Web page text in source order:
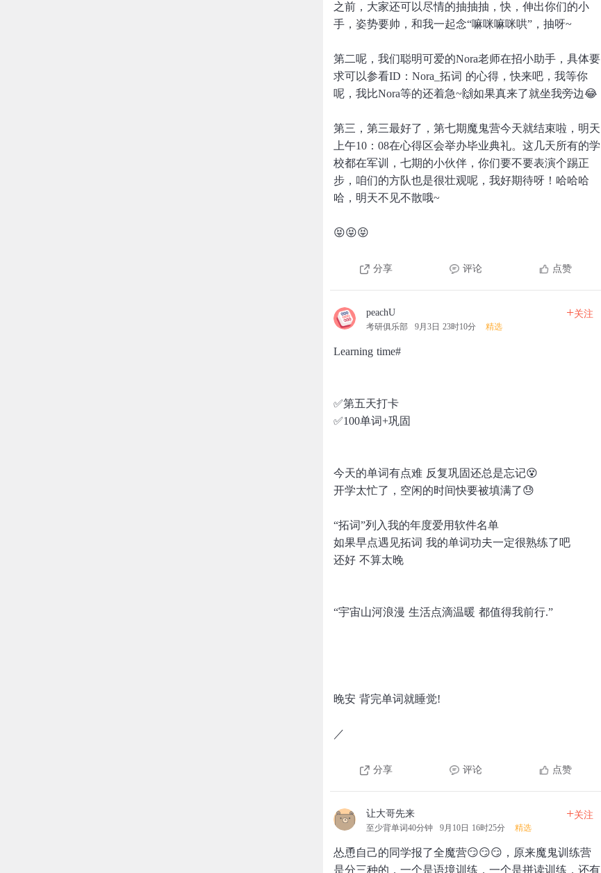
之前，大家还可以尽情的抽抽抽，快，伸出你们的小
手，姿势要帅，和我一起念“嘛咪嘛咪哄”，抽呀~
第二呢，我们聪明可爱的Nora老师在招小助手，具体要
求可以参看ID：Nora_拓词 的心得，快来吧，我等你
呢，我比Nora等的还着急~🙌如果真来了就坐我旁边😂
第三，第三最好了，第七期魔鬼营今天就结束啦，明天
上午10：08在心得区会举办毕业典礼。这几天所有的学
校都在军训，七期的小伙伴，你们要不要表演个踢正
步，咱们的方队也是很壮观呢，我好期待呀！哈哈哈
哈，明天不见不散哦~
😝😝😝
分享 评论 点赞
peachU
考研俱乐部 9月3日 23时10分 精选
+关注
Learning time#
✅第五天打卡
✅100单词+巩固
今天的单词有点难 反复巩固还总是忘记😵
开学太忙了，空闲的时间快要被填满了😓
“拓词”列入我的年度爱用软件名单
如果早点遇见拓词 我的单词功夫一定很熟练了吧
还好 不算太晚
“宇宙山河浪漫 生活点滴温暖 都值得我前行.”
晚安 背完单词就睡觉!
／
分享 评论 点赞
让大哥先来
至少背单词40分钟 9月10日 16时25分 精选
+关注
怂恿自己的同学报了全魔营😏😏😏，原来魔鬼训练营
是分三种的，一个是语境训练，一个是拼读训练，还有